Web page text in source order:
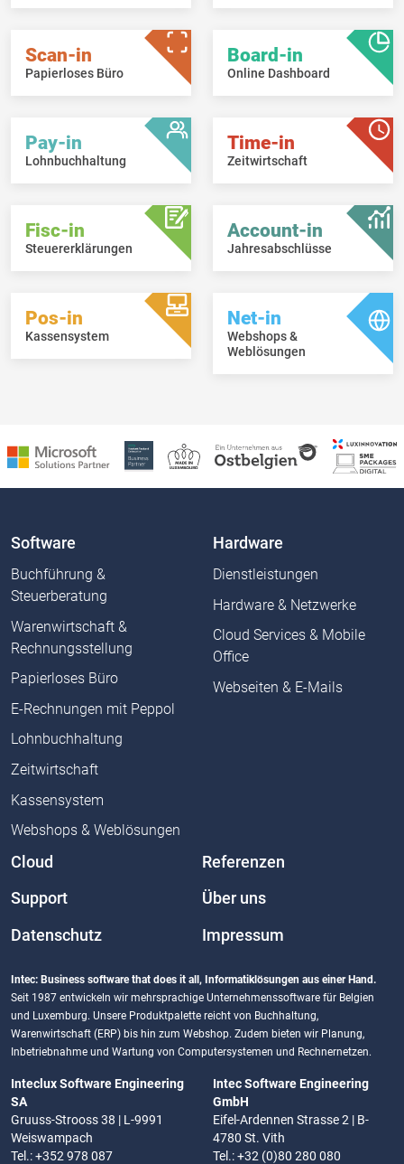
Scan-in
Papierloses Büro
Board-in
Online Dashboard
Pay-in
Lohnbuchhaltung
Time-in
Zeitwirtschaft
Fisc-in
Steuererklärungen
Account-in
Jahresabschlüsse
Pos-in
Kassensystem
Net-in
Webshops &
Weblösungen
Software
Buchführung &
Steuerberatung
Warenwirtschaft &
Rechnungsstellung
Papierloses Büro
E-Rechnungen mit Peppol
Lohnbuchhaltung
Zeitwirtschaft
Kassensystem
Webshops & Weblösungen
Hardware
Dienstleistungen
Hardware & Netzwerke
Cloud Services & Mobile
Office
Webseiten & E-Mails
Cloud Referenzen
Support Über uns
Datenschutz Impressum
Intec: Business software that does it all, Informatiklösungen aus einer Hand.
Seit 1987 entwickeln wir mehrsprachige Unternehmenssoftware für Belgien
und Luxemburg. Unsere Produktpalette reicht von Buchhaltung,
Warenwirtschaft (ERP) bis hin zum Webshop. Zudem bieten wir Planung,
Inbetriebnahme und Wartung von Computersystemen und Rechnernetzen.
Inteclux Software Engineering
SA
Gruuss-Strooss 38 | L-9991
Weiswampach
Tel.: +352 978 087
Intec Software Engineering
GmbH
Eifel-Ardennen Strasse 2 | B-
4780 St. Vith
Tel.: +32 (0)80 280 080